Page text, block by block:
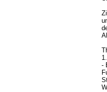
-